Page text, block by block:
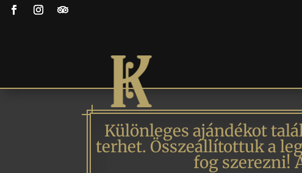
Különleges ajándékot
terhet. Összeállítottuk a
fog szerezni!